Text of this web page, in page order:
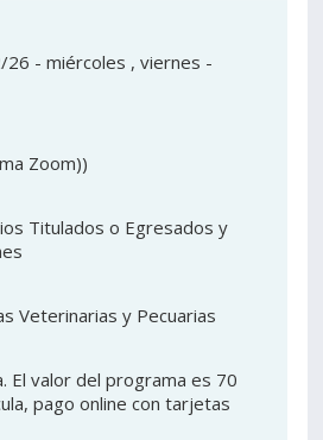
VETERINARIOS
FACULTAD
Egresados
26 -miércoles , viernes -
Zoom))
Titulados o Egresados y
Veterinarias y Pecuarias
El valor del programa es 70
pago online con tarjetas